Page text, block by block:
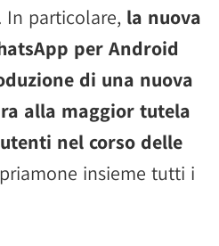
particolare, la nuova
per Android
di una nuova
alla maggior tutela
nel corso delle
insieme tutti i